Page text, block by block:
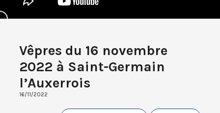
Vêpres du 16 novembre
2022 à Saint-Germain
l’Auxerrois
16/11/2022